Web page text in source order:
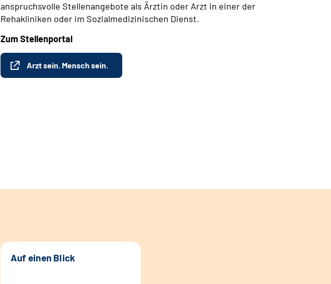
anspruchsvolle Stellenangebote als Ärztin oder Arzt in einer der
Rehakliniken oder im Sozialmedizinischen Dienst.
Zum Stellenportal
Arzt sein. Mensch sein.
Auf einen Blick